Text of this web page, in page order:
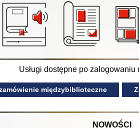
Usługi dostępne po zalogowaniu
międzybiblioteczne
NOWOŚCI